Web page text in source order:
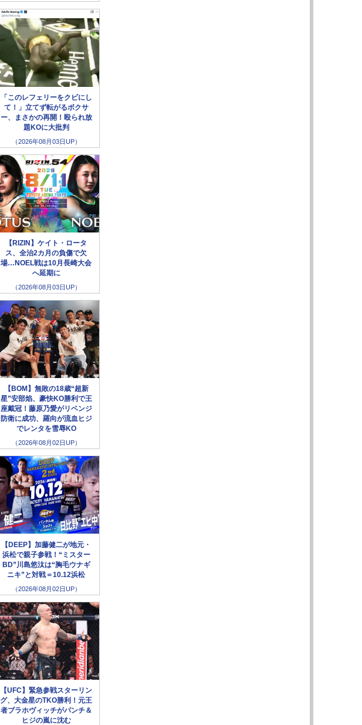
「このレフェリーをクビにし
て！」立てず転がるボクサ
ー、まさかの再開！殴られ放
題KOに大批判
（2026年08月03日UP）
【RIZIN】ケイト・ロータ
ス、全治2カ月の負傷で欠
場…NOEL戦は10月長崎大会
へ延期に
（2026年08月03日UP）
【BOM】無敗の18歳“超新
星”安部焰、豪快KO勝利で王
座戴冠！藤原乃愛がリベンジ
防衛に成功、羅向が流血ヒジ
でレンタを雪辱KO
（2026年08月02日UP）
【DEEP】加藤健二が地元・
浜松で親子参戦！“ミスター
BD”川島悠汰は“胸毛ウナギ
ニキ”と対戦＝10.12浜松
（2026年08月02日UP）
【UFC】緊急参戦スターリン
グ、大金星のTKO勝利！元王
者ブラホヴィッチがパンチ＆
ヒジの嵐に沈む